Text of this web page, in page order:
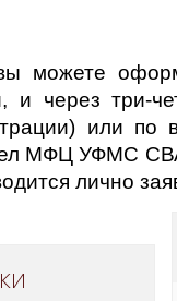
можете
и через три-
или по
МФЦ УФМС
лично